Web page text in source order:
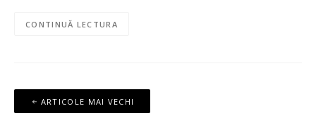
CONTINUĂ LECTURA
Navigare
în
ARTICOLE MAI VECHI